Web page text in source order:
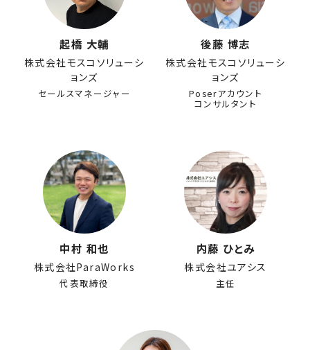
起橋 大輔
株式会社モスコソリューシ
ョンズ
セールスマネージャー
後藤 博志
株式会社モスコソリューシ
ョンズ
Poserアカウント
コンサルタント
中村 和也
株式会社ParaWorks
代表取締役
内藤 ひとみ
株式会社ユアシス
主任